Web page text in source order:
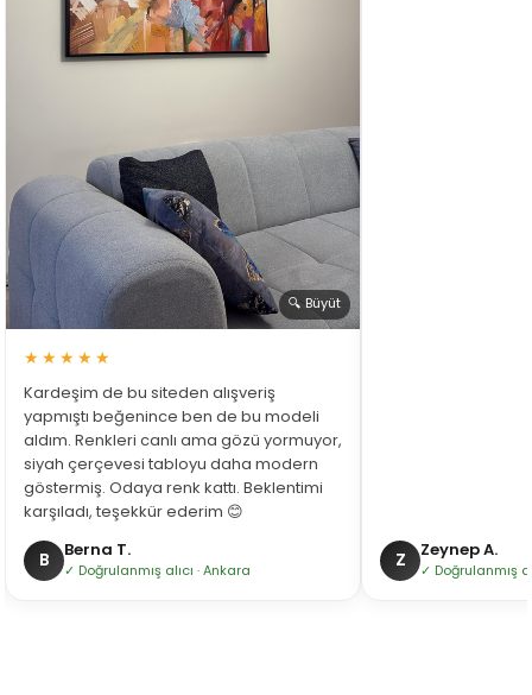
🔍 Büyüt
★★★★★
Kardeşim de bu siteden alışveriş
yapmıştı beğenince ben de bu modeli
aldım. Renkleri canlı ama gözü yormuyor,
siyah çerçevesi tabloyu daha modern
göstermiş. Odaya renk kattı. Beklentimi
karşıladı, teşekkür ederim 😊
B Berna T.
✓ Doğrulanmış alıcı · Ankara Z Zeynep A.
✓ Doğrulanmış